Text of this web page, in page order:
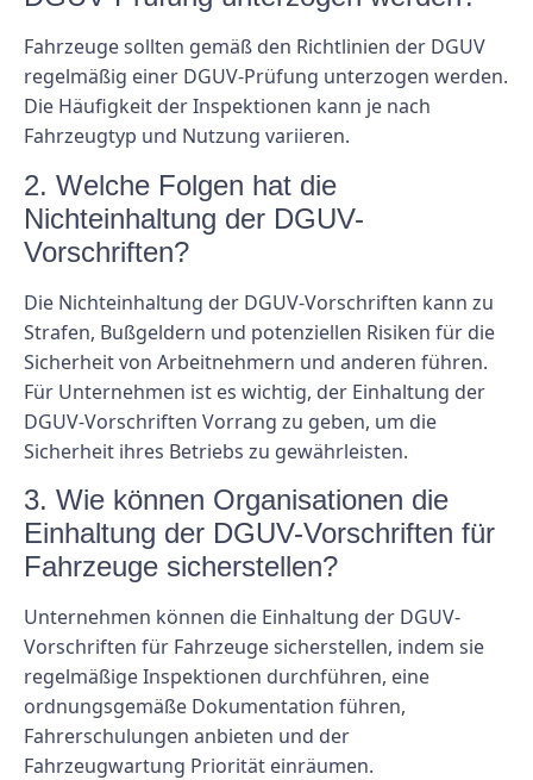
Fahrzeuge sollten gemäß den Richtlinien der DGUV
regelmäßig einer DGUV-Prüfung unterzogen werden.
Die Häufigkeit der Inspektionen kann je nach
Fahrzeugtyp und Nutzung variieren.
2. Welche Folgen hat die
Nichteinhaltung der DGUV-
Vorschriften?
Die Nichteinhaltung der DGUV-Vorschriften kann zu
Strafen, Bußgeldern und potenziellen Risiken für die
Sicherheit von Arbeitnehmern und anderen führen.
Für Unternehmen ist es wichtig, der Einhaltung der
DGUV-Vorschriften Vorrang zu geben, um die
Sicherheit ihres Betriebs zu gewährleisten.
3. Wie können Organisationen die
Einhaltung der DGUV-Vorschriften für
Fahrzeuge sicherstellen?
Unternehmen können die Einhaltung der DGUV-
Vorschriften für Fahrzeuge sicherstellen, indem sie
regelmäßige Inspektionen durchführen, eine
ordnungsgemäße Dokumentation führen,
Fahrerschulungen anbieten und der
Fahrzeugwartung Priorität einräumen.